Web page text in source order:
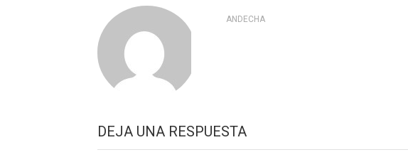
ANDECHA
DEJA UNA RESPUESTA